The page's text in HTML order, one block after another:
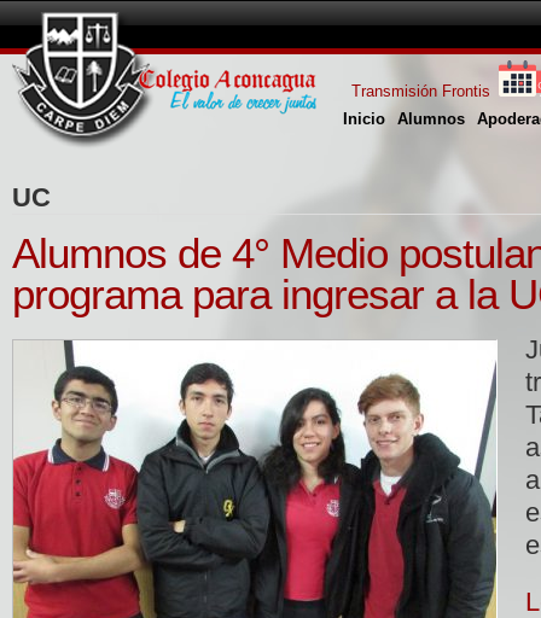
Inicio Alumnos
Transmisión Frontis
UC
Alumnos de 4° Medio
programa para ingresar a la